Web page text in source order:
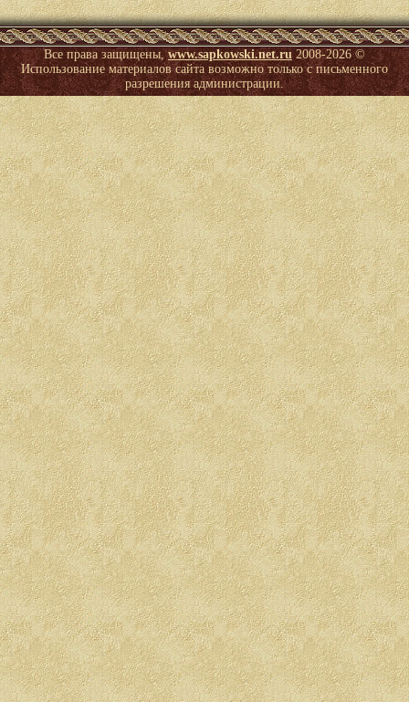
Все права защищены,www.sapkowski.net.ru2008-2026 ©
Использование материалов сайта возможно только с письменного
разрешения администрации.